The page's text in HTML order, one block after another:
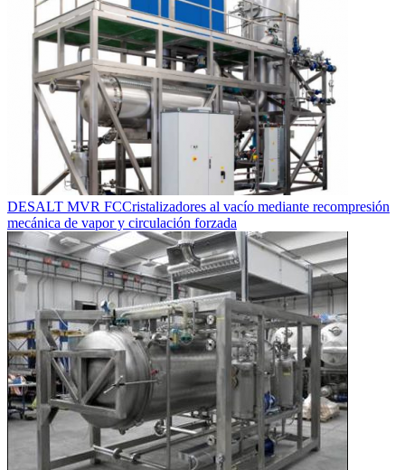
DESALT MVR FCCristalizadores al vacío mediante recompresión
mecánica de vapor y circulación forzada